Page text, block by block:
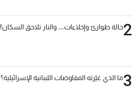
2حالة طوارئ وإخلاءات... والنار تلاحق السكان!
3ما الذي غيّرته المفاوضات اللبنانية الإسرائيلية؟